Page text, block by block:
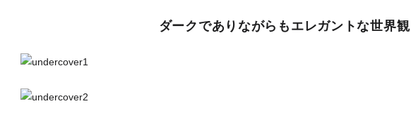
ダークでありながらもエレガントな世界観